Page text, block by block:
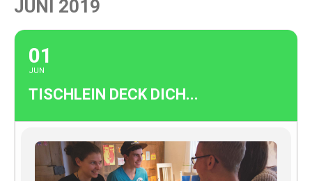
JUNI 2019
01
JUN
TISCHLEIN DECK DICH...